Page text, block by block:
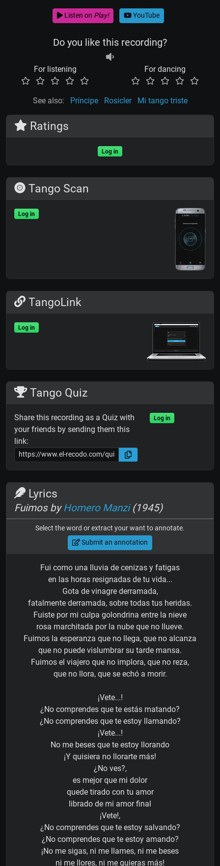
Listen on Play! YouTube
Do you like this recording?
For listening For dancing
See also: Príncipe Rosicler Mi tango triste
Ratings
Log in
Tango Scan
Log in
TangoLink
Log in
Tango Quiz
Share this recording as a Quiz with
your friends by sending them this
link:
Log in
Lyrics
Fuimos by Homero Manzi(1945)
Select the word or extract your want to annotate.
Submit an annotation
Fui como una lluvia de cenizas y fatigas
en las horas resignadas de tu vida...
Gota de vinagre derramada,
fatalmente derramada, sobre todas tus heridas.
Fuiste por mi culpa golondrina entre la nieve
rosa marchitada por la nube que no llueve.
Fuimos la esperanza que no llega, que no alcanza
que no puede vislumbrar su tarde mansa.
Fuimos el viajero que no implora, que no reza,
que no llora, que se echó a morir.
¡Vete...!
¿No comprendes que te estás matando?
¿No comprendes que te estoy llamando?
¡Vete...!
No me beses que te estoy llorando
¡Y quisiera no llorarte más!
¿No ves?,
es mejor que mi dolor
quede tirado con tu amor
librado de mi amor final
¡Vete!,
¿No comprendes que te estoy salvando?
¿No comprendes que te estoy amando?
¡No me sigas, ni me llames, ni me beses
ni me llores, ni me quieras más!